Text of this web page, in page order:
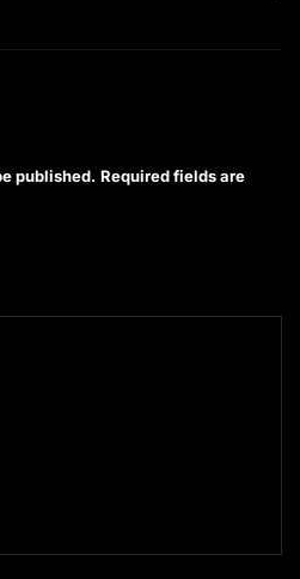
published. Required fields are